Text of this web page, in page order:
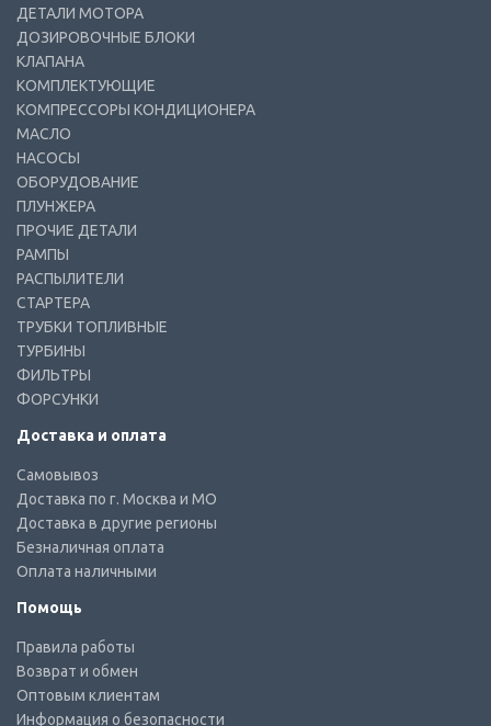
ДЕТАЛИ МОТОРА
ДОЗИРОВОЧНЫЕ БЛОКИ
КЛАПАНА
КОМПЛЕКТУЮЩИЕ
КОМПРЕССОРЫ КОНДИЦИОНЕРА
МАСЛО
НАСОСЫ
ОБОРУДОВАНИЕ
ПЛУНЖЕРА
ПРОЧИЕ ДЕТАЛИ
РАМПЫ
РАСПЫЛИТЕЛИ
СТАРТЕРА
ТРУБКИ ТОПЛИВНЫЕ
ТУРБИНЫ
ФИЛЬТРЫ
ФОРСУНКИ
Доставка и оплата
Самовывоз
Доставка по г. Москва и МО
Доставка в другие регионы
Безналичная оплата
Оплата наличными
Помощь
Правила работы
Возврат и обмен
Оптовым клиентам
Информация о безопасности